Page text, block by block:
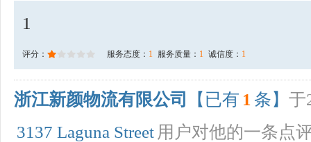
1
评分： 服务态度： 1 服务质量： 1 诚信度： 1
浙江新颜物流有限公司 【已有 1 条】 于
3137 Laguna Street 用户对他的一条点